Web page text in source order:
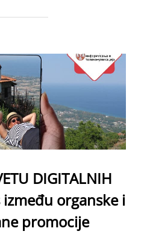
DIGITALNIH
između organske i
promocije